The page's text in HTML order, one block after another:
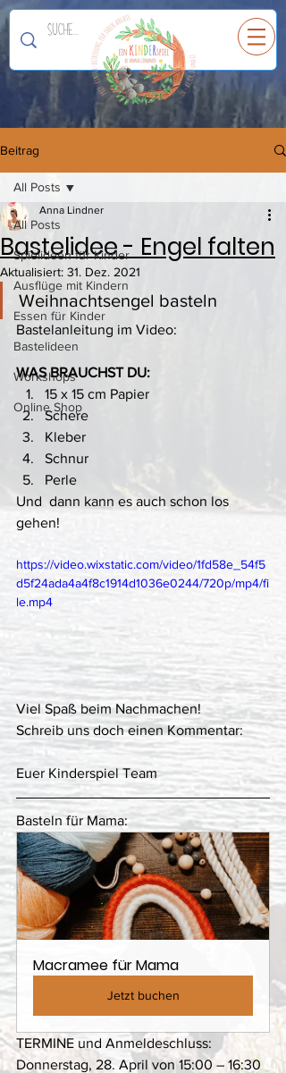
EinKINDERspiel
Beitrag
All Posts
Spielideen für Kinder
Ausflüge mit Kindern
Essen für Kinder
Bastelideen
Workshops
Online Shop
All Posts
Bastelidee - Engel falten
Anna Lindner
Aktualisiert: 31. Dez. 2021
Weihnachtsengel basteln
Bastelanleitung im Video:
WAS BRAUCHST DU:
15 x 15 cm Papier
Schere
Kleber
Schnur
Perle
Und  dann kann es auch schon los
gehen!
https://video.wixstatic.com/video/1fd58e_54f5
d5f24ada4a4f8c1914d1036e0244/720p/mp4/fi
le.mp4
Viel Spaß beim Nachmachen!
Schreib uns doch einen Kommentar:
Euer Kinderspiel Team
Basteln für Mama:
Macramee für Mama
Jetzt buchen
TERMINE und Anmeldeschluss:
Donnerstag, 28. April von 15:00 – 16:30